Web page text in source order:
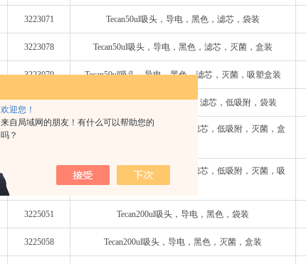
欢迎您！
来自局域网的朋友！有什么可以帮助您的
吗？
3223071 Tecan50ul吸头，导电，黑色，滤芯，袋装
3223078 Tecan50ul吸头，导电，黑色，滤芯，灭菌，盒装
3223079 Tecan50ul吸头，导电，黑色，滤芯，灭菌，吸塑盒装
3223081 Tecan50ul吸头，导电，黑色，滤芯，低吸附，袋装
Tecan50ul吸头，导电，黑色，滤芯，低吸附，灭菌，盒
Tecan50ul吸头，导电，黑色，滤芯，低吸附，灭菌，吸
3225051 Tecan200ul吸头，导电，黑色，袋装
3225058 Tecan200ul吸头，导电，黑色，灭菌，盒装